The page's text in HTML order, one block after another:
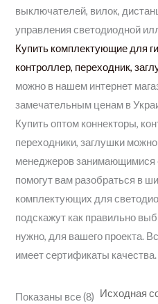
выключателей, вилок,
управления светодиодной
Купить комплектующие для
контроллер, переходник,
можно в нашем интернет
замечательным ценам в
Купить оптом коннекторы,
переходники, заглушки
менеджеров занимающимися
помогут вам разобраться в
комплектующих для
подскажут как правильно
нужно, для вашего проекта.
имеет сертификаты качества.
Показаны все (8)